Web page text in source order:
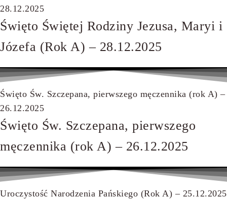
28.12.2025
Święto Świętej Rodziny Jezusa, Maryi i
Józefa (Rok A) – 28.12.2025
Święto Św. Szczepana, pierwszego męczennika (rok A) –
26.12.2025
Święto Św. Szczepana, pierwszego
męczennika (rok A) – 26.12.2025
Uroczystość Narodzenia Pańskiego (Rok A) – 25.12.2025